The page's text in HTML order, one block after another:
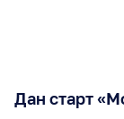
Дан старт